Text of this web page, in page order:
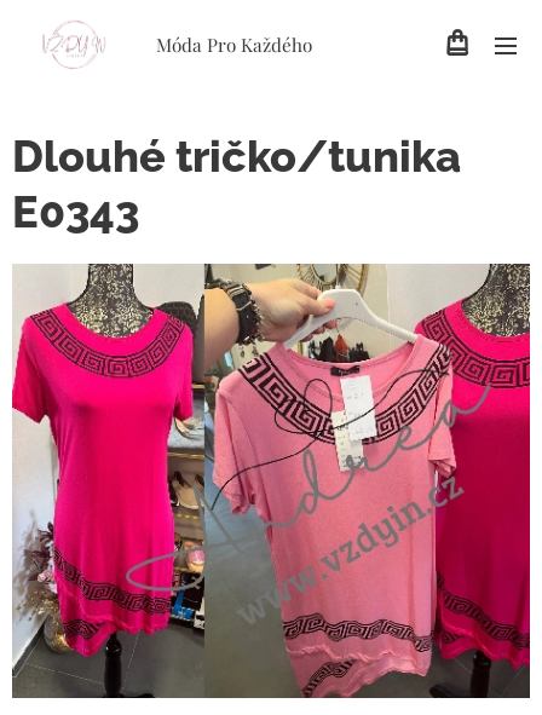
Móda Pro Každého
Dlouhé tričko/tunika
E0343